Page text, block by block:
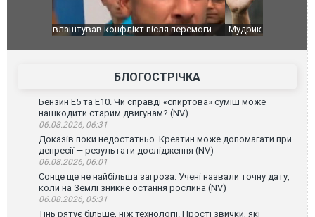
Мудрик провів перший матч за "Челсі" після
під час
Франції
БЛОГОСТРІЧКА
Бензин Е5 та Е10. Чи справді «спиртова» суміш може
нашкодити старим двигунам? (NV)
06.08.2026, 06:31
Доказів поки недостатньо. Креатин може допомагати при
депресії — результати дослідження (NV)
06.08.2026, 06:01
Сонце ще не найбільша загроза. Учені назвали точну дату,
коли на Землі зникне остання рослина (NV)
06.08.2026, 05:31
Тінь рятує більше, ніж технології. Прості звички, які